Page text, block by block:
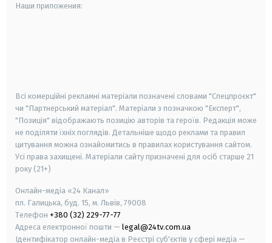
Наши приложения:
Всі комерційні рекламні матеріали позначені словами "Спецпроєкт"
чи "Партнерський матеріал". Матеріали з позначкою "Експерт",
"Позиція" відображають позицію авторів та героїв. Редакція може
не поділяти їхніх поглядів. Детальніше щодо реклами та правил
цитування можна ознайомитись в правилах користування сайтом.
Усі права захищені. Матеріали сайту призначені для осіб старше 21
року (21+)
Онлайн-медіа «24 Канал»
пл. Галицька, буд. 15, м. Львів, 79008
Телефон +380 (32) 229-77-77
Адреса електронної пошти — legal@24tv.com.ua
Ідентифікатор онлайн-медіа в Реєстрі суб'єктів у сфері медіа —